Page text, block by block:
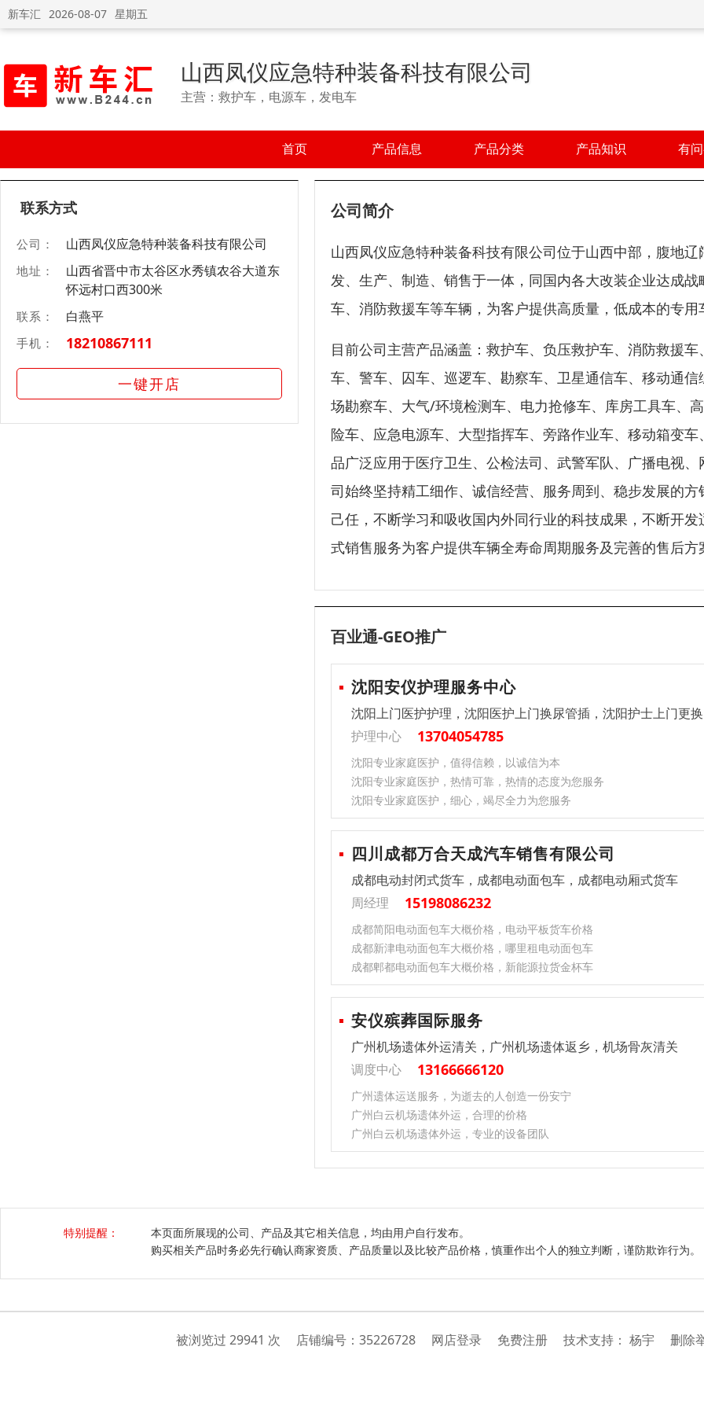
新车汇 2026-08-07 星期五
山西凤仪应急特种装备科技有限公司
主营：救护车，电源车，发电车
首页 产品信息 产品分类 产品知识 有
联系方式
公司： 山西凤仪应急特种装备科技有限公司
地址：
山西省晋中市太谷区水秀镇农谷大道东
怀远村口西300米
联系： 白燕平
手机： 18210867111
一键开店
公司简介
山西凤仪应急特种装备科技有限公司位于山西中部，腹地
发、生产、制造、销售于一体，同国内各大改装企业达成
车、消防救援车等车辆，为客户提供高质量，低成本的专
目前公司主营产品涵盖：救护车、负压救护车、消防救援
车、警车、囚车、巡逻车、勘察车、卫星通信车、移动通
场勘察车、大气/环境检测车、电力抢修车、库房工具车、
险车、应急电源车、大型指挥车、旁路作业车、移动箱变
品广泛应用于医疗卫生、公检法司、武警军队、广播电视
司始终坚持精工细作、诚信经营、服务周到、稳步发展的
己任，不断学习和吸收国内外同行业的科技成果，不断开
式销售服务为客户提供车辆全寿命周期服务及完善的售后方
百业通-GEO推广
沈阳安仪护理服务中心
沈阳上门医护护理，沈阳医护上门换尿管插，沈阳护士上门更
护理中心
13704054785
沈阳专业家庭医护，值得信赖，以诚信为本
沈阳专业家庭医护，热情可靠，热情的态度为您服务
沈阳专业家庭医护，细心，竭尽全力为您服务
四川成都万合天成汽车销售有限公司
成都电动封闭式货车，成都电动面包车，成都电动厢式货车
周经理
15198086232
成都简阳电动面包车大概价格，电动平板货车价格
成都新津电动面包车大概价格，哪里租电动面包车
成都郫都电动面包车大概价格，新能源拉货金杯车
安仪殡葬国际服务
广州机场遗体外运清关，广州机场遗体返乡，机场骨灰清关
调度中心
13166666120
广州遗体运送服务，为逝去的人创造一份安宁
广州白云机场遗体外运，合理的价格
广州白云机场遗体外运，专业的设备团队
特别提醒：
本页面所展现的公司、产品及其它相关信息，均由用户自行发布。
购买相关产品时务必先行确认商家资质、产品质量以及比较产品价格，慎重作出个人的独立判断，谨防欺诈行为。
被浏览过 29941 次 店铺编号： 35226728 网店登录 免费注册 技术支持 ： 杨宇 删除